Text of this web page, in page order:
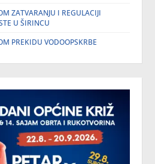
ZATVARANJU I REGULACIJI
U ŠIRINCU
PREKIDU VODOOPSKRBE